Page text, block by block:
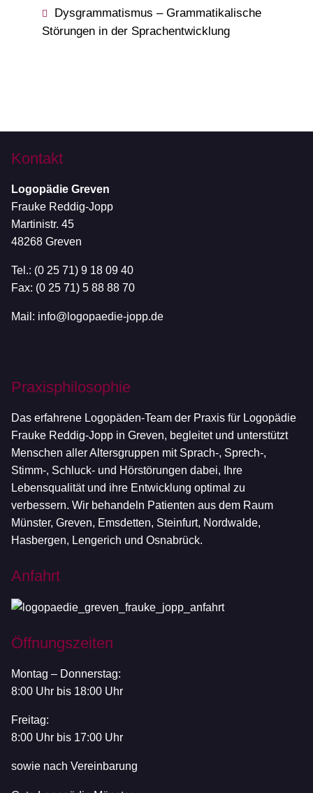
Dysgrammatismus – Grammatikalische
Störungen in der Sprachentwicklung
Kontakt
Logopädie Greven
Frauke Reddig-Jopp
Martinistr. 45
48268 Greven
Tel.: (0 25 71) 9 18 09 40
Fax: (0 25 71) 5 88 88 70
Mail: info@logopaedie-jopp.de
Praxisphilosophie
Das erfahrene Logopäden-Team der Praxis für Logopädie
Frauke Reddig-Jopp in Greven, begleitet und unterstützt
Menschen aller Altersgruppen mit Sprach-, Sprech-,
Stimm-, Schluck- und Hörstörungen dabei, Ihre
Lebensqualität und ihre Entwicklung optimal zu
verbessern. Wir behandeln Patienten aus dem Raum
Münster, Greven, Emsdetten, Steinfurt, Nordwalde,
Hasbergen, Lengerich und Osnabrück.
Anfahrt
Öffnungszeiten
Montag – Donnerstag:
8:00 Uhr bis 18:00 Uhr
Freitag:
8:00 Uhr bis 17:00 Uhr
sowie nach Vereinbarung